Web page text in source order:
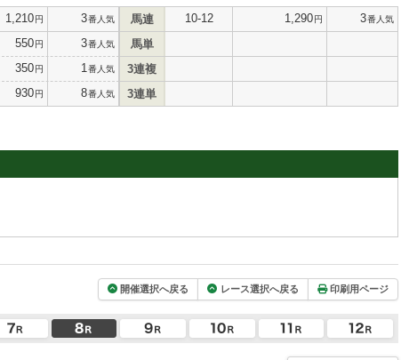
1,210円 3番人気
550円 3番人気
350円 1 番人気
930円 8番人気
馬連 10-12 1,290円 3番人気
馬単
3連複
3連単
開催選択へ戻る レース選択へ戻る 印刷用ページ